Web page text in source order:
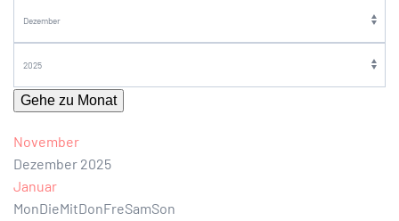
Gehe zu Monat
November
Dezember 2025
Januar
MonDieMitDonFreSamSon